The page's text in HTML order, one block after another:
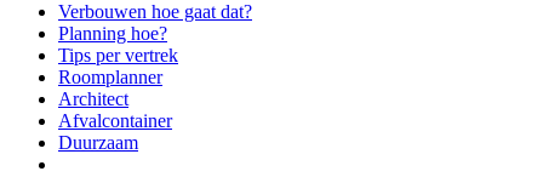
Verbouwen hoe gaat dat?
Planning hoe?
Tips per vertrek
Roomplanner
Architect
Afvalcontainer
Duurzaam